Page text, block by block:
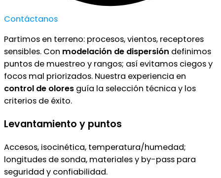
Contáctanos
Partimos en terreno: procesos, vientos, receptores
sensibles. Con modelación de dispersión definimos
puntos de muestreo y rangos; así evitamos ciegos y
focos mal priorizados. Nuestra experiencia en
control de olores guía la selección técnica y los
criterios de éxito.
Levantamiento y puntos
Accesos, isocinética, temperatura/humedad;
longitudes de sonda, materiales y by-pass para
seguridad y confiabilidad.